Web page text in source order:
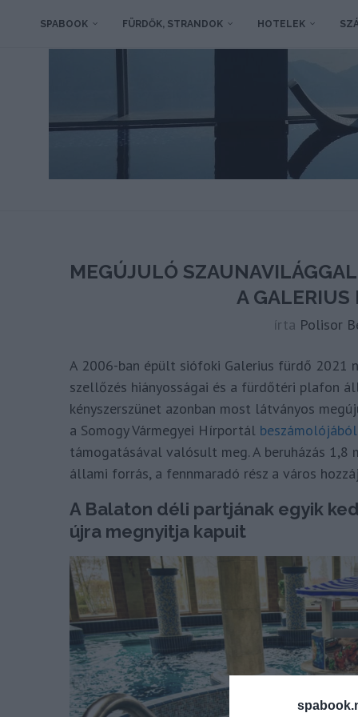
SPABOOK FÜRDŐK, STRANDOK HOTELEK
MEGÚJULÓ
A GALERIUS
írta Polisor
A 2006-ban épült siófoki Galerius fürdő 2021
szellőzés hiányosságai és a fürdőtéri plafon
kényszerszünet azonban most látványos
a Somogy Vármegyei Hírportál beszámolójából
támogatásával valósult meg. A beruházás
állami forrás, a fennmaradó rész a város
A Balaton déli partjának egyik
újra megnyitja kapuit